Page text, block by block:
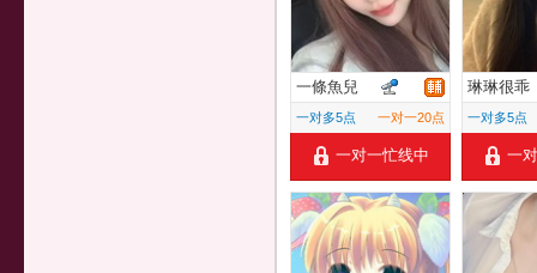
一條魚兒
一对多5点 一对一20点
一对一忙线中
琳琳很乖
一对多5点
一